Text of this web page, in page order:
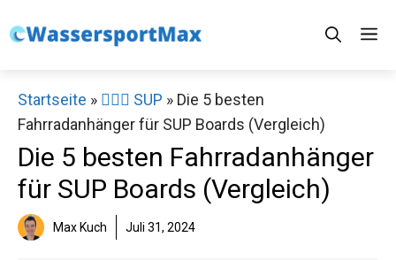
Inhalt
Startseite » 🏄‍♀️🛶 SUP » Die 5 besten
Fahrradanhänger für SUP Boards (Vergleich)
Die 5 besten Fahrradanhänger
für SUP Boards (Vergleich)
Max Kuch Juli 31, 2024